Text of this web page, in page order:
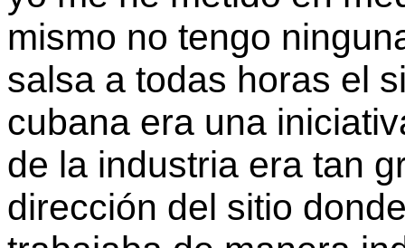
mismo no tengo
salsa a todas horas el
cubana era una
de la industria era tan
dirección del sitio